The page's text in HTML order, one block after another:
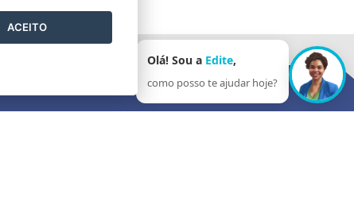
Olá! Sou a Edite,
como posso te ajudar hoje?
ACEITO